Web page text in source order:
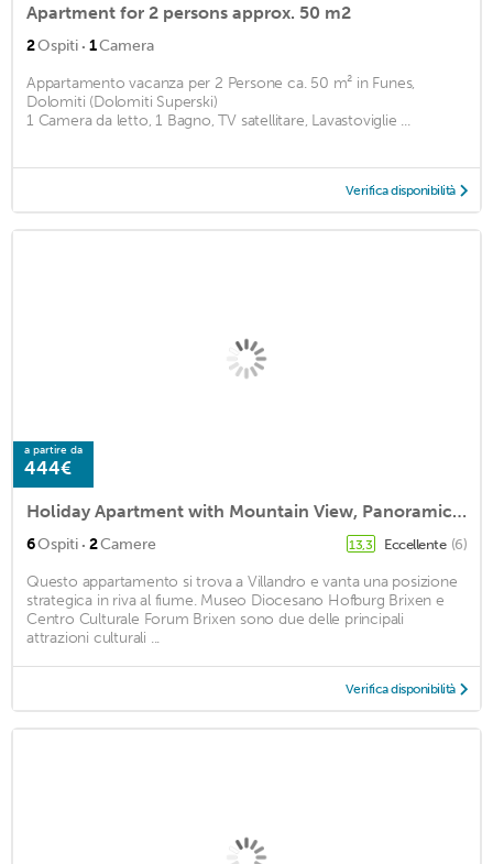
Apartment for 2 persons approx. 50 m2
2Ospiti · 1Camera
Appartamento vacanza per 2 Persone ca. 50 m² in Funes,
Dolomiti (Dolomiti Superski)
1 Camera da letto, 1 Bagno, TV satellitare, Lavastoviglie ...
Verifica disponibilità
a partire da
444€
Holiday Apartment with Mountain View, Panoramic Terrace & Balcony
6Ospiti · 2Camere 13,3 Eccellente (6)
Questo appartamento si trova a Villandro e vanta una posizione
strategica in riva al fiume. Museo Diocesano Hofburg Brixen e
Centro Culturale Forum Brixen sono due delle principali
attrazioni culturali ...
Verifica disponibilità